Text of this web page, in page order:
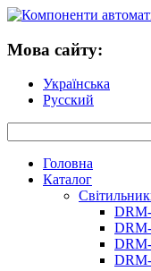
Мова сайту:
Українська
Русский
Головна
Каталог